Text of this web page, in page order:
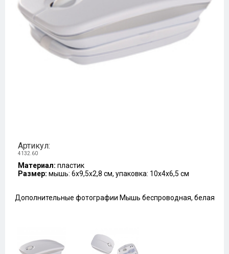
Артикул:
4132.60
Материал: пластик
Размер: мышь: 6х9,5х2,8 см, упаковка: 10х4х6,5 см
Дополнительные фотографии Мышь беспроводная, белая